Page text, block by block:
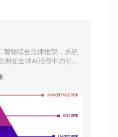
智能综合法律框架，系统
洲在全球AI治理中的引领